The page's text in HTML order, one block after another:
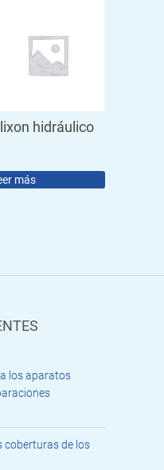
hidráulico
más
los aparatos
coberturas de los